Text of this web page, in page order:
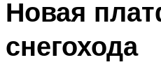
Новая
снегохода